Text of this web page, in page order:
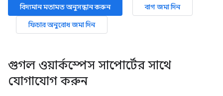
বিদ্যমান মতামত অনুসন্ধান করুন
বাগ জমা দিন
ফিচার অনুরোধ জমা দিন
গুগল ওয়ার্কস্পেস সাপোর্টের সাথে
যোগাযোগ করুন